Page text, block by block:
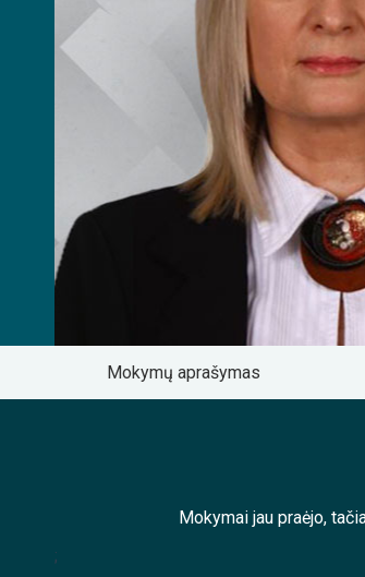
Mokymų aprašymas
Mokymai jau praėjo,
;